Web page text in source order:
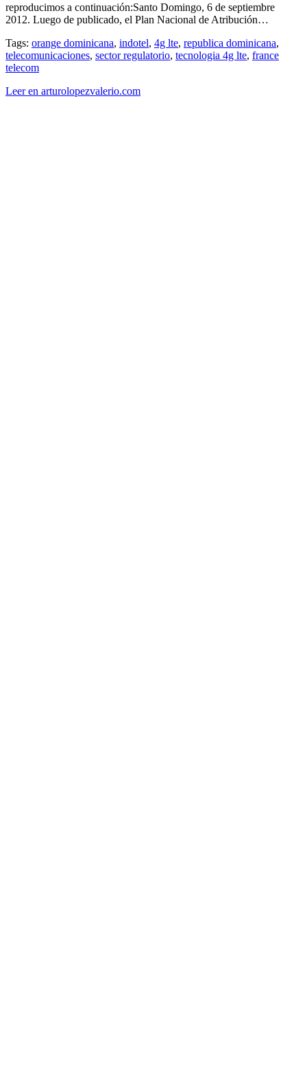
reproducimos a continuación:Santo Domingo, 6 de septiembre
2012. Luego de publicado, el Plan Nacional de Atribución…
Tags: orange dominicana, indotel, 4g lte, republica dominicana,
telecomunicaciones, sector regulatorio, tecnologia 4g lte, france
telecom
Leer en arturolopezvalerio.com